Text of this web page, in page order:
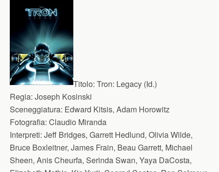
Titolo: Tron: Legacy (Id.)
Regia: Joseph Kosinski
Sceneggiatura: Edward Kitsis, Adam Horowitz
Fotografia: Claudio Miranda
Interpreti: Jeff Bridges, Garrett Hedlund, Olivia Wilde,
Bruce Boxleitner, James Frain, Beau Garrett, Michael
Sheen, Anis Cheurfa, Serinda Swan, Yaya DaCosta,